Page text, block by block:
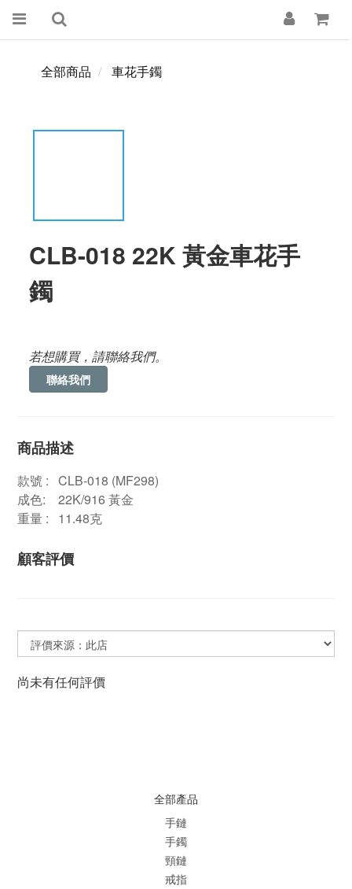
全部商品 車花手鐲
CLB-018 22K 黃金車花手
鐲
若想購買，請聯絡我們。
聯絡我們
商品描述
款號 : CLB-018 (MF298)
成色: 22K/916 黃金
重量 : 11.48克
顧客評價
尚未有任何評價
全部產品
手鏈
手鐲
頸鏈
戒指